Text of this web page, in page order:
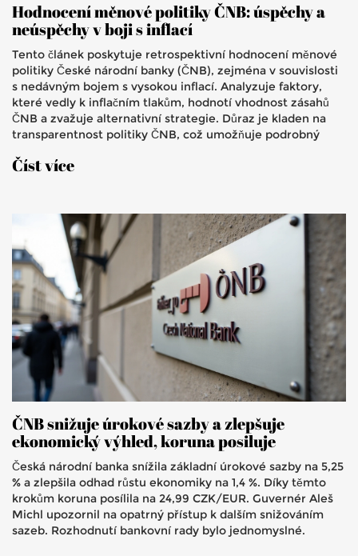
Hodnocení měnové politiky ČNB: úspěchy a
neúspěchy v boji s inflací
Tento článek poskytuje retrospektivní hodnocení měnové
politiky České národní banky (ČNB), zejména v souvislosti
s nedávným bojem s vysokou inflací. Analyzuje faktory,
které vedly k inflačním tlakům, hodnotí vhodnost zásahů
ČNB a zvažuje alternativní strategie. Důraz je kladen na
transparentnost politiky ČNB, což umožňuje podrobný
Číst více
ČNB snižuje úrokové sazby a zlepšuje
ekonomický výhled, koruna posiluje
Česká národní banka snížila základní úrokové sazby na 5,25
% a zlepšila odhad růstu ekonomiky na 1,4 %. Díky těmto
krokům koruna posílila na 24,99 CZK/EUR. Guvernér Aleš
Michl upozornil na opatrný přístup k dalším snižováním
sazeb. Rozhodnutí bankovní rady bylo jednomyslné.